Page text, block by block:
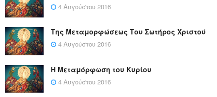
4 Αυγούστου 2016
Της Μεταμορφώσεως Του Σωτήρος Χριστού
4 Αυγούστου 2016
Η Μεταμόρφωση του Κυρίου
4 Αυγούστου 2016